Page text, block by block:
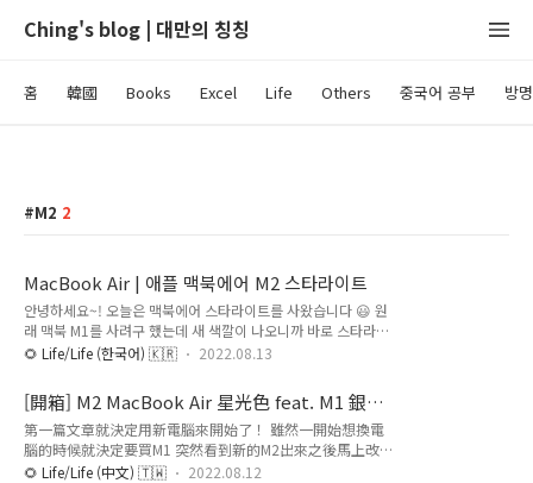
Ching's blog | 대만의 칭칭
홈 韓國 Books Excel Life Others 중국어 공부 방
M2 2
MacBook Air | 애플 맥북에어 M2 스타라이트
안녕하세요~! 오늘은 맥북에어 스타라이트를 사왔습니다 😃 원
래 맥북 M1를 사려구 했는데 새 색깔이 나오니까 바로 스타라이
트로 사기로 했죠 ㅎㅎ 그럼 실제로 색상이 어떤지는 계속 봅시
고 있습니다.) 스타라이트 스타라이트 너무 이뻐요 ㅠㅠ M1 실
버와 M2 스타라이트 비교 M2 키보드는 M1보다 좀 큰 편이에요.
원래 M1에서 보이는 스피커는 M2에서 안 보이게 변경했어요.
이렇게 보면 이번에 바꾼 디자인은 잘 보입니다! 결론 새 색깔인
스타라이트는 정말 이쁩니다. ㅎㅎ 골드 편이지만 가끔 볼때 핑
🌻 Life/Life (한국어) 🇰🇷 2022.08.13
[開箱] M2 MacBook Air 星光色 feat. M1 銀色
比較！
第一篇文章就決定用新電腦來開始了！ 雖然一開始想換電
腦的時候就決定要買M1 突然看到新的M2出來之後馬上改
變心意換新的了🤩 而且終於有新的顏色真是太吸引人（不
🌻 Life/Life (中文) 🇹🇼 2022.08.12